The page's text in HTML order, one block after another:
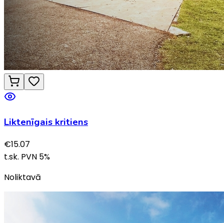
Liktenīgais kritiens
€15.07
t.sk. PVN 5%
Noliktavā